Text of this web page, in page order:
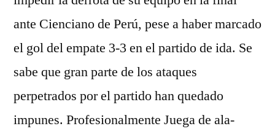
ante Cienciano de Perú, pese a haber marcado
el gol del empate 3-3 en el partido de ida. Se
sabe que gran parte de los ataques
perpetrados por el partido han quedado
impunes. Profesionalmente Juega de ala-